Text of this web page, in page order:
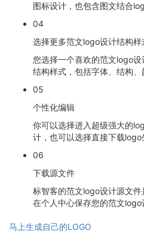
图标设计，也包含图文结合
04
选择更多范文logo设计结构样
您选择一个喜欢的范文logo
结构样式，包括字体、结构、
05
个性化编辑
你可以选择进入超级强大的
计，也可以选择直接下载logo
06
下载源文件
标智客的范文logo设计源文
在个人中心保存您的范文logo
马上生成自己的LOGO